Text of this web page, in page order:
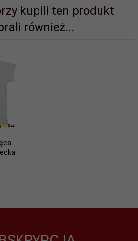
kupili ten produkt
również...